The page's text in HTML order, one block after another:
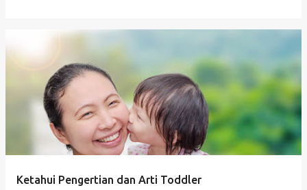
Ketahui Pengertian dan Arti Toddler